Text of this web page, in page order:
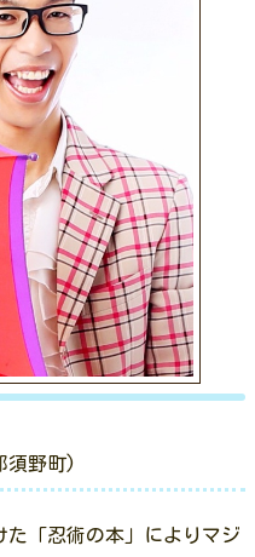
須野町)
た「忍術の本」によりマジ